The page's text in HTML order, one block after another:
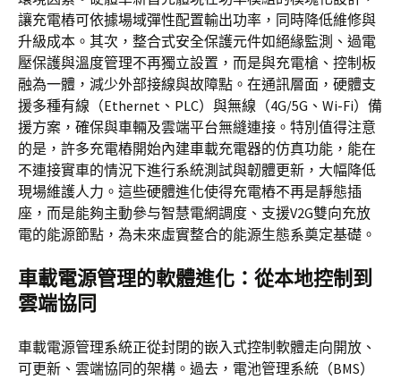
讓充電樁可依據場域彈性配置輸出功率，同時降低維修與
升級成本。其次，整合式安全保護元件如絕緣監測、過電
壓保護與溫度管理不再獨立設置，而是與充電槍、控制板
融為一體，減少外部接線與故障點。在通訊層面，硬體支
援多種有線（Ethernet、PLC）與無線（4G/5G、Wi-Fi）備
援方案，確保與車輛及雲端平台無縫連接。特別值得注意
的是，許多充電樁開始內建車載充電器的仿真功能，能在
不連接實車的情況下進行系統測試與韌體更新，大幅降低
現場維護人力。這些硬體進化使得充電樁不再是靜態插
座，而是能夠主動參与智慧電網調度、支援V2G雙向充放
電的能源節點，為未來虛實整合的能源生態系奠定基礎。
車載電源管理的軟體進化：從本地控制到
雲端協同
車載電源管理系統正從封閉的嵌入式控制軟體走向開放、
可更新、雲端協同的架構。過去，電池管理系統（BMS）